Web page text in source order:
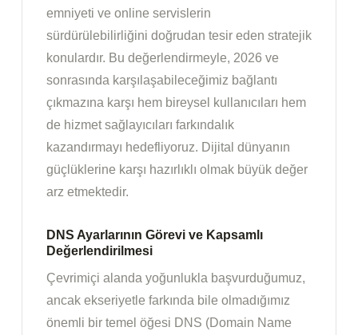
emniyeti ve online servislerin
sürdürülebilirliğini doğrudan tesir eden stratejik
konulardır. Bu değerlendirmeyle, 2026 ve
sonrasında karşılaşabileceğimiz bağlantı
çıkmazına karşı hem bireysel kullanıcıları hem
de hizmet sağlayıcıları farkındalık
kazandırmayı hedefliyoruz. Dijital dünyanın
güçlüklerine karşı hazırlıklı olmak büyük değer
arz etmektedir.
DNS Ayarlarının Görevi ve Kapsamlı
Değerlendirilmesi
Çevrimiçi alanda yoğunlukla başvurduğumuz,
ancak ekseriyetle farkında bile olmadığımız
önemli bir temel öğesi DNS (Domain Name